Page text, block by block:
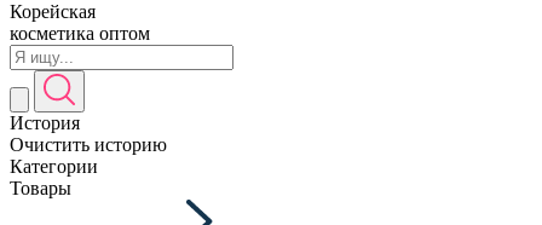
Корейская
косметика оптом
История
Очистить историю
Категории
Товары